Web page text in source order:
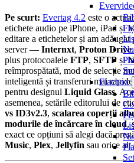
Flacbox
Pe scurt: Evertag 4.2 este o
etichete audio pe iPhone, iPad și
editare a etichetelor și am
server — Internxt, Proton Drive
plus protocoalele FTP, SFTP și
reîmprospătată, mod de selecție
inteligentă și transferuri mai
pentru designul Liquid Glass.
asemenea, setările editorului de
vs ID3v2.3, scalarea coperții
modurile de încărcare în cloud,
exact ce opțiuni să alegi dacă
Music, Plex, Jellyfin sau orice alt